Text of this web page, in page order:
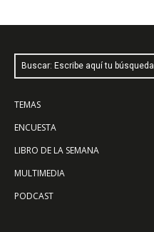
Buscar: Escribe aquí tu búsqueda
TEMAS
ENCUESTA
LIBRO DE LA SEMANA
MULTIMEDIA
PODCAST